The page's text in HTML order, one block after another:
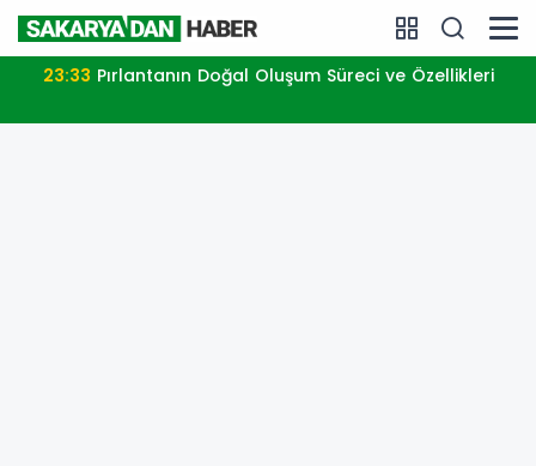
23:33 Pırlantanın Doğal Oluşum Süreci ve Özellikleri